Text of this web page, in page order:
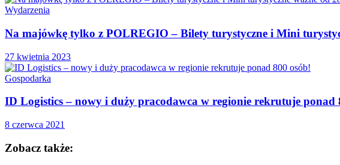
Wydarzenia
Na majówkę tylko z POLREGIO – Bilety turystyczne i Mini
27 kwietnia 2023
Gospodarka
ID Logistics – nowy i duży pracodawca w regionie rekrutuje ponad
8 czerwca 2021
Zobacz także: